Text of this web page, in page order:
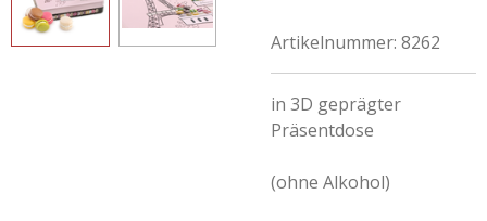
Artikelnummer: 8262
in 3D geprägter
Präsentdose
(ohne Alkohol)